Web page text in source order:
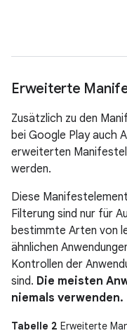
Erweiterte
Zusätzlich zu den
bei Google Play auch
erweiterten
werden.
Diese
Filterung sind nur für
bestimmte Arten von
ähnlichen
Kontrollen der
sind. Die meisten
niemals verwenden.
Tabelle 2 Erweiterte